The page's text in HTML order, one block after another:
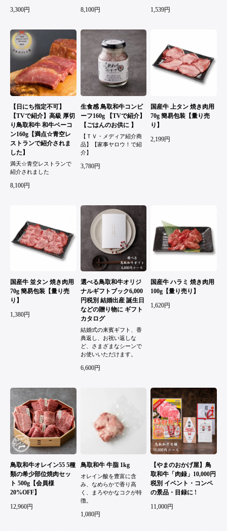
3,300円
8,100円
1,539円
【日にち指定不可】
【TVで紹介】高級 厚切
り鳥取和牛 和牛ベーコ
ン160g【満点☆青空レ
ストランで紹介されま
した】
満天☆青空レストランで
紹介されました
8,100円
生食感 鳥取和牛コンビ
ーフ160g 【TVで紹介】
【ごはんのお供に 】
【ＴＶ・メディア紹介商
品】【家事ヤロウ！で紹
介】
3,780円
国産牛 上タン 焼き肉用
70g 簡易包装【量り売
り】
2,199円
国産牛 並タン 焼き肉用
70g 簡易包装【量り売
り】
1,380円
選べる鳥取和牛オリジ
ナルギフトブック6,000
円税別 結婚出産 誕生日
などの贈り物に ギフト
カタログ
結婚式の来賓ギフト、香
典返し、お祝い返しな
ど、さまざまなシーンで
お使いいただけます。
6,600円
国産牛 ハラミ 焼き肉用
100g【量り売り】
1,620円
鳥取和牛オレイン55 5種
類の希少部位焼肉セッ
ト 500g【会員様
20%OFF】
12,960円
鳥取和牛 牛脂 1kg
オレイン酸を豊富に含
み、なめらかで香り高
く、まろやかなコクが特
徴。
1,080円
【やまのおかげ屋】鳥
取和牛「肉録」10,000円
税別 イベント・コンペ
の景品・目録に !
11,000円